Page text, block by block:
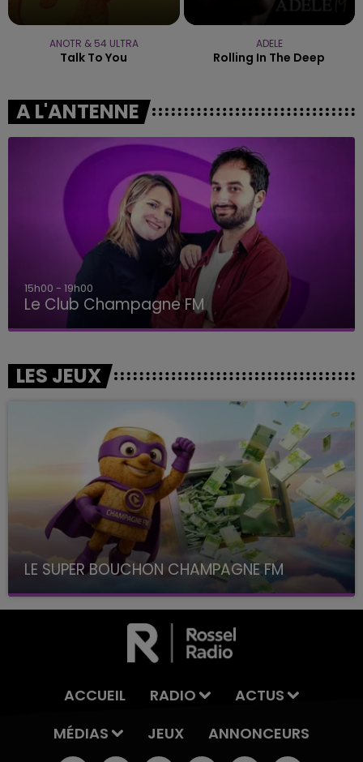
ANOTR & 54 ULTRA
Talk To You
ADELE
Rolling In The Deep
A L'ANTENNE
15h00 - 19h00
Le Club Champagne FM
LES JEUX
LE SUPER BOUCHON CHAMPAGNE FM
avec La Famille Champagne FM, à 8H10
ACCUEIL RADIO
ACTUS
MÉDIAS
JEUX ANNONCEURS